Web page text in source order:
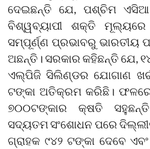
ଦେଇଛନ୍ତି ଯେ, ପଶ୍ଚିମ
ବିଶ୍ୱବ୍ୟାପୀ ଶକ୍ତି
ସମ୍ପୂର୍ଣ୍ଣ ପ୍ରଭାବରୁ ଭାରତୀୟ
ଅଛନ୍ତି। ସରକାର କହିଛନ୍ତି ଯେ,
ଏଲ୍‌ପିଜି ସିଲିଣ୍ଡର ଯୋଗାଣ
ଟଙ୍କା ଅତିକ୍ରମ କରିଛି।
୭୦୦ଟଙ୍କାର କ୍ଷତି
ସଦ୍ୟତମ ସଂଶୋଧନ ପରେ
ଗ୍ରାହକ ୯୪୨ ଟଙ୍କା ଦେବେ